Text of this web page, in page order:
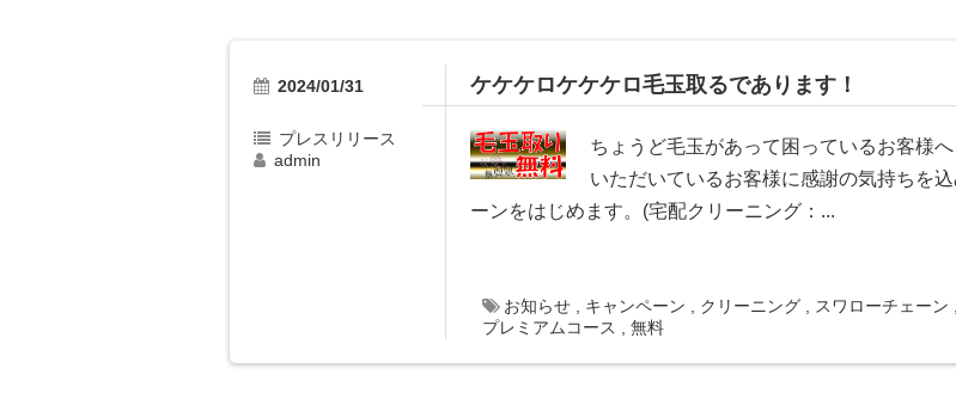
ケケケロケケケロ毛玉取るであります！
ちょうど毛玉があって困っているお客様
いただいているお客様に感謝の気持ちを
ーンをはじめます。(宅配クリーニング：...
2024/01/31
プレスリリース
admin
お知らせ キャンペーン クリーニング スワローチェーン
プレミアムコース
無料